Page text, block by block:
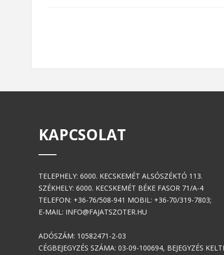
KAPCSOLAT
TELEPHELY: 6000. KECSKEMÉT ALSÓSZÉKTÓ 113.
SZÉKHELY: 6000. KECSKEMÉT BÉKE FASOR 71/A-4
TELEFON: +36-76/508-941 MOBIL: +36-70/319-7803;
E-MAIL: INFO@FAJATSZOTER.HU
ADÓSZÁM: 10582471-2-03
CÉGBEJEGYZÉS SZÁMA: 03-09-100694, BEJEGYZÉS